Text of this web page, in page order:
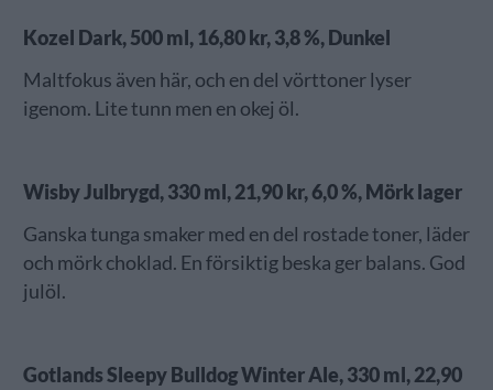
Kozel Dark, 500 ml, 16,80 kr, 3,8 %, Dunkel
Maltfokus även här, och en del vörttoner lyser
igenom. Lite tunn men en okej öl.
Wisby Julbrygd, 330 ml, 21,90 kr, 6,0 %, Mörk lager
Ganska tunga smaker med en del rostade toner, läder
och mörk choklad. En försiktig beska ger balans. God
julöl.
Gotlands Sleepy Bulldog Winter Ale, 330 ml, 22,90